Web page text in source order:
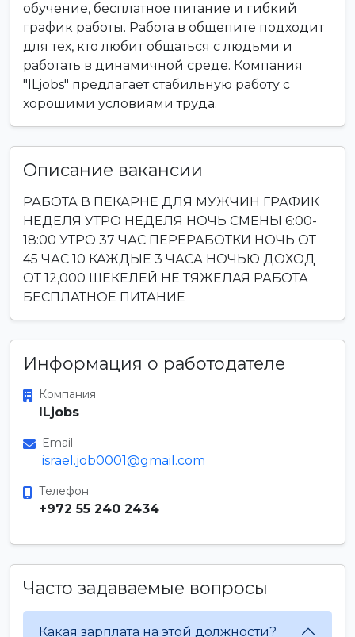
обучение, бесплатное питание и гибкий
график работы. Работа в общепите подходит
для тех, кто любит общаться с людьми и
работать в динамичной среде. Компания
"ILjobs" предлагает стабильную работу с
хорошими условиями труда.
Описание вакансии
РАБОТА В ПЕКАРНЕ ДЛЯ МУЖЧИН ГРАФИК
НЕДЕЛЯ УТРО НЕДЕЛЯ НОЧЬ СМЕНЫ 6:00-
18:00 УТРО 37 ЧАС ПЕРЕРАБОТКИ НОЧЬ ОТ
45 ЧАС 10 КАЖДЫЕ 3 ЧАСА НОЧЬЮ ДОХОД
ОТ 12,000 ШЕКЕЛЕЙ НЕ ТЯЖЕЛАЯ РАБОТА
БЕСПЛАТНОЕ ПИТАНИЕ
Информация о работодателе
Компания
ILjobs
Email
israel.job0001@gmail.com
Телефон
+972 55 240 2434
Часто задаваемые вопросы
Какая зарплата на этой должности?